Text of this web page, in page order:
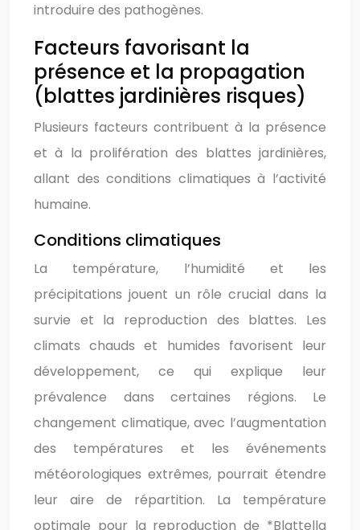
introduire des pathogènes.
Facteurs favorisant la
présence et la propagation
(blattes jardinières risques)
Plusieurs facteurs contribuent à la présence
et à la prolifération des blattes jardinières,
allant des conditions climatiques à l’activité
humaine.
Conditions climatiques
La température, l’humidité et les
précipitations jouent un rôle crucial dans la
survie et la reproduction des blattes. Les
climats chauds et humides favorisent leur
développement, ce qui explique leur
prévalence dans certaines régions. Le
changement climatique, avec l’augmentation
des températures et les événements
météorologiques extrêmes, pourrait étendre
leur aire de répartition. La température
optimale pour la reproduction de *Blattella